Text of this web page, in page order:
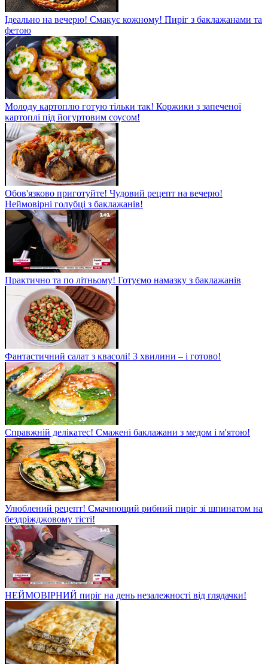
Ідеально на вечерю! Смакує кожному! Пиріг з баклажанами та
фетою
Молоду картоплю готую тільки так! Коржики з запеченої
картоплі під йогуртовим соусом!
Обов'язково приготуйте! Чудовий рецепт на вечерю!
Неймовірні голубці з баклажанів!
Практично та по літньому! Готуємо намазку з баклажанів
Фантастичний салат з квасолі! 3 хвилини – і готово!
Справжній делікатес! Смажені баклажани з медом і м'ятою!
Улюблений рецепт! Смачнющий рибний пиріг зі шпинатом на
бездріжджовому тісті!
НЕЙМОВІРНИЙ пиріг на день незалежності від глядачки!